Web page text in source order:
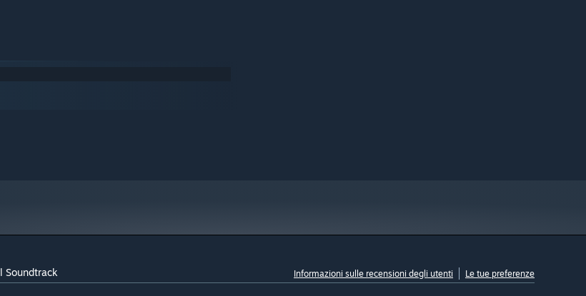
Soundtrack Informazioni sulle recensioni degli utenti Le tue preferenze